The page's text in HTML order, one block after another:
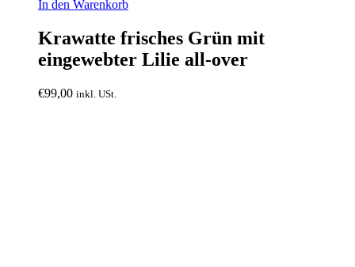
In den Warenkorb
Krawatte frisches Grün mit
eingewebter Lilie all-over
€99,00 inkl. USt.